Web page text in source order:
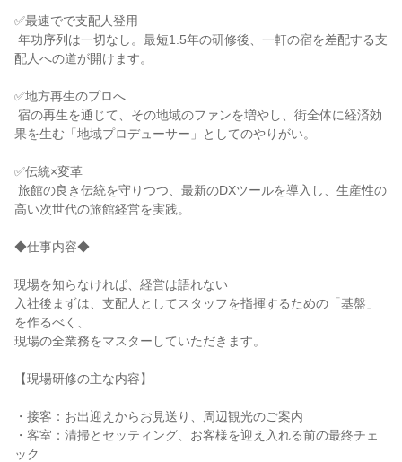
✅最速でで支配人登用
配人への道が開けます。
✅地方再生のプロへ
果を生む「地域プロデューサー」としてのやりがい。
✅伝統×変革
高い次世代の旅館経営を実践。
◆仕事内容◆
現場を知らなければ、経営は語れない
入社後まずは、支配人としてスタッフを指揮するための「基盤」
を作るべく、
現場の全業務をマスターしていただきます。
【現場研修の主な内容】
・接客：お出迎えからお見送り、周辺観光のご案内
・客室：清掃とセッティング、お客様を迎え入れる前の最終チェ
ック